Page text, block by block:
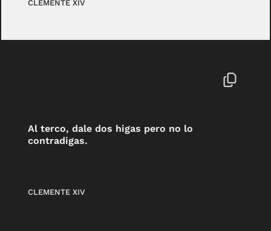
CLEMENTE XIV
Al terco, dale dos higas pero no lo
contradigas.
CLEMENTE XIV